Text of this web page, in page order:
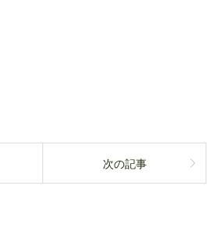
次の記事